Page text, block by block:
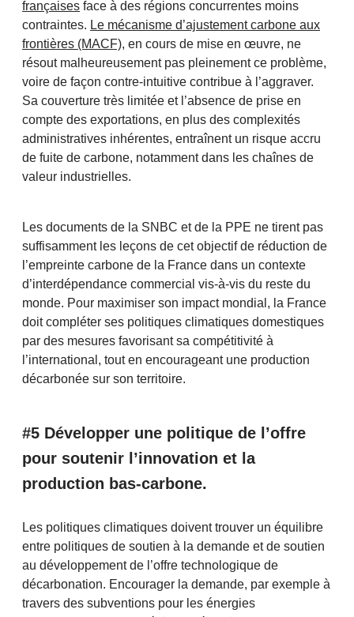
françaises face à des régions concurrentes moins
contraintes. Le mécanisme d’ajustement carbone aux
frontières (MACF), en cours de mise en œuvre, ne
résout malheureusement pas pleinement ce problème,
voire de façon contre-intuitive contribue à l’aggraver.
Sa couverture très limitée et l’absence de prise en
compte des exportations, en plus des complexités
administratives inhérentes, entraînent un risque accru
de fuite de carbone, notamment dans les chaînes de
valeur industrielles.
Les documents de la SNBC et de la PPE ne tirent pas
suffisamment les leçons de cet objectif de réduction de
l’empreinte carbone de la France dans un contexte
d’interdépendance commercial vis-à-vis du reste du
monde. Pour maximiser son impact mondial, la France
doit compléter ses politiques climatiques domestiques
par des mesures favorisant sa compétitivité à
l’international, tout en encourageant une production
décarbonée sur son territoire.
#5 Développer une politique de l’offre
pour soutenir l’innovation et la
production bas-carbone.
Les politiques climatiques doivent trouver un équilibre
entre politiques de soutien à la demande et de soutien
au développement de l’offre technologique de
décarbonation. Encourager la demande, par exemple à
travers des subventions pour les énergies